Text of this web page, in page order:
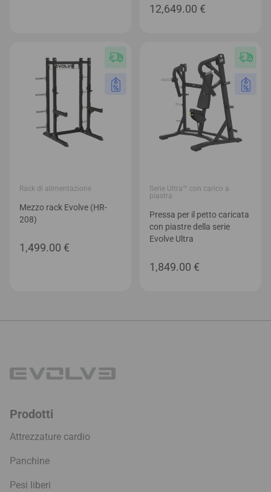
12,649.00 €
da
12,199.00 €
12,649.00 €
Rack di alimentazione
Mezzo rack Evolve (HR-
208)
1,499.00 €
Serie Ultra™ con carico a
piastra
Pressa per il petto caricata
con piastre della serie
Evolve Ultra
1,849.00 €
Prodotti
Attrezzature cardio
Panchine
Pesi liberi